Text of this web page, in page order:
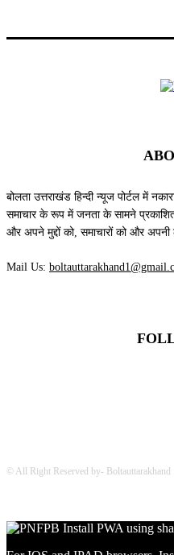
बोलता उत्तराखंड हिन्दी न्यूज पोर्टल में
समाचार के रूप में जनता के सामने
और अपने मुद्दों को, समाचारों को और
Mail Us:
© All Right Reserved by- Boltauttarakhand